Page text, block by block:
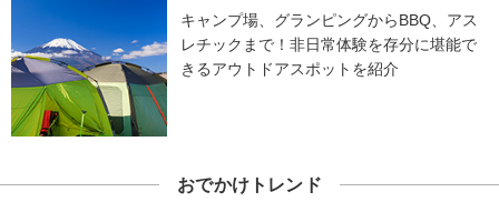
キャンプ場、グランピングからBBQ、アス
レチックまで！非日常体験を存分に堪能で
きるアウトドアスポットを紹介
おでかけトレンド